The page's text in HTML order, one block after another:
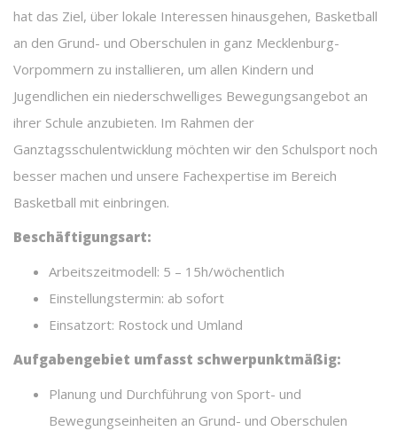
hat das Ziel, über lokale Interessen hinausgehen, Basketball
an den Grund- und Oberschulen in ganz Mecklenburg-
Vorpommern zu installieren, um allen Kindern und
Jugendlichen ein niederschwelliges Bewegungsangebot an
ihrer Schule anzubieten. Im Rahmen der
Ganztagsschulentwicklung möchten wir den Schulsport noch
besser machen und unsere Fachexpertise im Bereich
Basketball mit einbringen.
Beschäftigungsart:
Arbeitszeitmodell: 5 – 15h/wöchentlich
Einstellungstermin: ab sofort
Einsatzort: Rostock und Umland
Aufgabengebiet umfasst schwerpunktmäßig:
Planung und Durchführung von Sport- und
Bewegungseinheiten an Grund- und Oberschulen